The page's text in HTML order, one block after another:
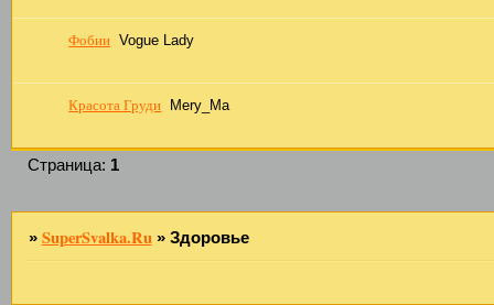
Фобии Vogue Lady
Красота Груди Mery_Ma
Страница: 1
» SuperSvalka.Ru » Здоровье